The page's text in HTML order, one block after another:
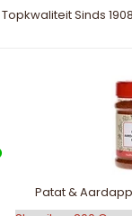
Topkwaliteit Sinds 1908
Patat &